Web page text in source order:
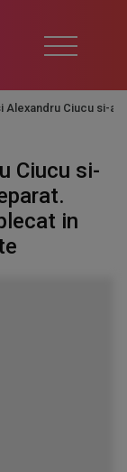
Alexandru Ciucu si-
Ciucu si-
in